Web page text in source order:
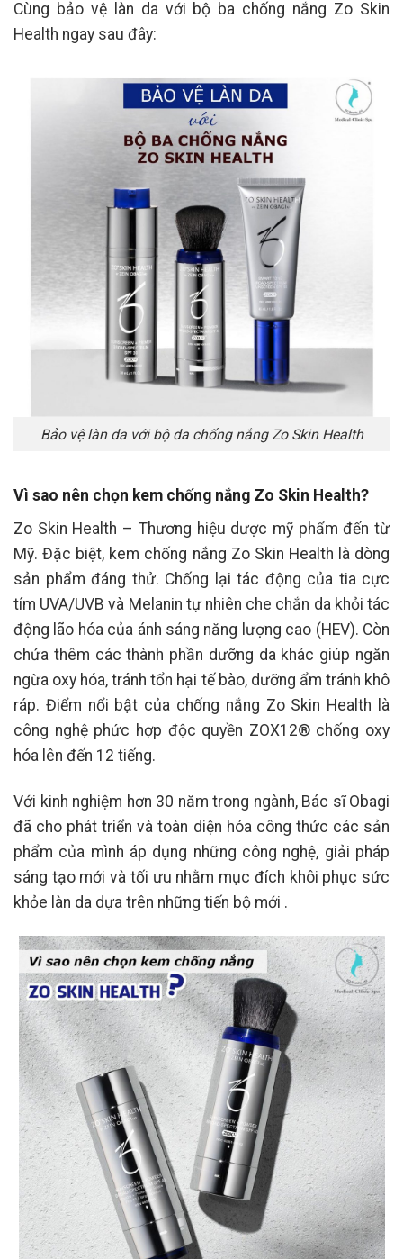
Cùng bảo vệ làn da với bộ ba chống nắng Zo Skin
Health ngay sau đây:
Bảo vệ làn da với bộ da chống nắng Zo Skin Health
Vì sao nên chọn kem chống nắng Zo Skin Health?
Zo Skin Health – Thương hiệu dược mỹ phẩm đến từ
Mỹ. Đặc biệt, kem chống nắng Zo Skin Health là dòng
sản phẩm đáng thử. Chống lại tác động của tia cực
tím UVA/UVB và Melanin tự nhiên che chắn da khỏi tác
động lão hóa của ánh sáng năng lượng cao (HEV). Còn
chứa thêm các thành phần dưỡng da khác giúp ngăn
ngừa oxy hóa, tránh tổn hại tế bào, dưỡng ẩm tránh khô
ráp. Điểm nổi bật của chống nắng Zo Skin Health là
công nghệ phức hợp độc quyền ZOX12® chống oxy
hóa lên đến 12 tiếng.
Với kinh nghiệm hơn 30 năm trong ngành, Bác sĩ Obagi
đã cho phát triển và toàn diện hóa công thức các sản
phẩm của mình áp dụng những công nghệ, giải pháp
sáng tạo mới và tối ưu nhằm mục đích khôi phục sức
khỏe làn da dựa trên những tiến bộ mới .